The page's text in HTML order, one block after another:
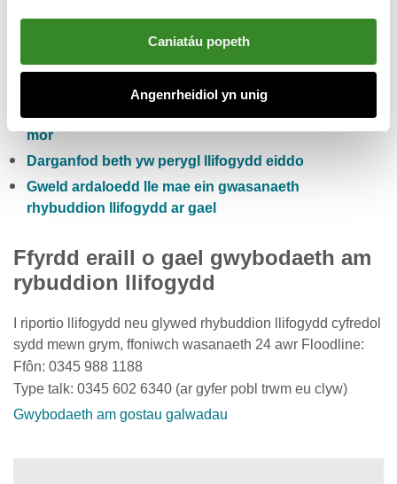
Caniatáu popeth
Angenrheidiol yn unig
Gwiriwch y risg llifogydd pum niwrnod i Gymru
Cofrestru i dderbyn rhybuddion llifogydd yn rhad
môr
Darganfod beth yw perygl llifogydd eiddo
Gweld ardaloedd lle mae ein gwasanaeth
rhybuddion llifogydd ar gael
Ffyrdd eraill o gael gwybodaeth am
rybuddion llifogydd
I riportio llifogydd neu glywed rhybuddion llifogydd cyfredol
sydd mewn grym, ffoniwch wasanaeth 24 awr Floodline:
Ffôn: 0345 988 1188
Type talk: 0345 602 6340 (ar gyfer pobl trwm eu clyw)
Gwybodaeth am gostau galwadau